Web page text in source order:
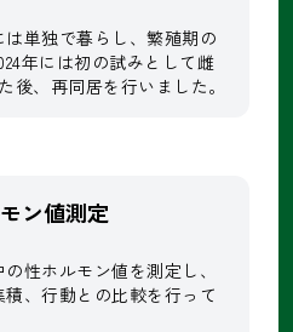
単独で暮らし、繁殖期の
年には初の試みとして雌
後、再同居を行いました。
ン値測定
性ホルモン値を測定し、
、行動との比較を行って